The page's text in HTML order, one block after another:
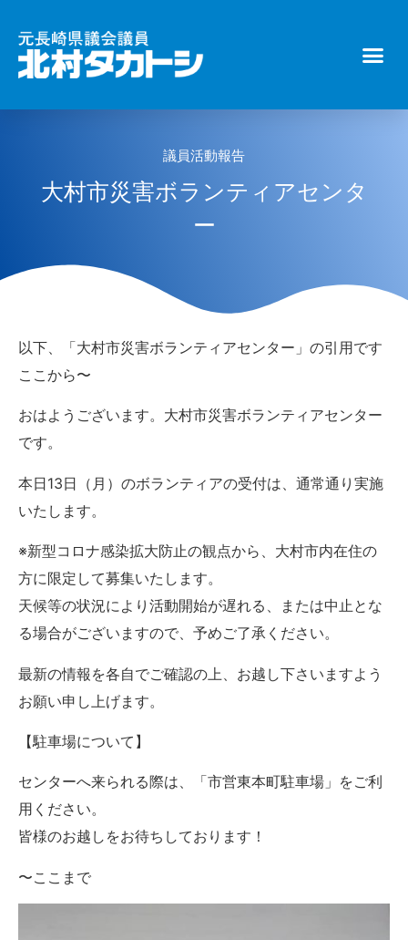
議員活動報告
大村市災害ボランティアセンタ
ー
以下、「大村市災害ボランティアセンター」の引用です
ここから〜
おはようございます。大村市災害ボランティアセンター
です。
本日13日（月）のボランティアの受付は、通常通り実施
いたします。
※新型コロナ感染拡大防止の観点から、大村市内在住の
方に限定して募集いたします。
天候等の状況により活動開始が遅れる、または中止とな
る場合がございますので、予めご了承ください。
最新の情報を各自でご確認の上、お越し下さいますよう
お願い申し上げます。
【駐車場について】
センターへ来られる際は、「市営東本町駐車場」をご利
用ください。
皆様のお越しをお待ちしております！
〜ここまで